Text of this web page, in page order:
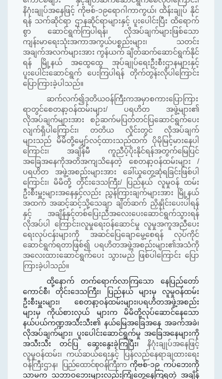
နိဂုံးချုပ်အနေဖြင့် ကိုဗစ်-၁၉ရောဂါကာကွယ်၊ ထိန်းချုပ် နိုင်
ရန် သက်ဆိုင်ရာ ဌာနဆိုင်ရာများနှင့် ပူးပေါင်းပြီး ထိရောက်
စွာ ဆောင်ရွက်ကြပါရန်၊ လိုအပ်ချက်များဖြစ်သော
ကျန်းမာရေးသုံးအကာအကွယ်ပစ္စည်းများ၊ သတင်း
အချက်အလက်များအား ကွန်ယက် ချိတ်ဆက်ဆောင်ရွက်နိုင်
ရန် မြို့နယ် အထွေထွေ အုပ်ချုပ်ရေးဦးစီးဌာနများနှင့်
ပူးပေါင်း‌ဆောင်ရွက် ပေးကြပါရန် တိုက်တွန်းလိုပါကြောင်း
ပြောကြားခဲ့ပါသည်။
ဆက်လက်၍ဒုတိယဝန်ကြီးကအမှာစကားပြောကြား
ရာတွင်စေတနာ့ဝန်ထမ်းများ/ ပရဟိတ အဖွဲ့များ၏
လိုအပ်ချက်များအား စဉ်ဆက်မပြတ်တင်ပြဆောင်ရွက်ပေး
လျက်ရှိပါကြောင်း၊ တတိယ လှိုင်းတွင် လိုအပ်ချက်
များသည် မိမိတို့မျှော်လင့်ထားသည်ထက် ပိုမိုမြင့်မားနေပါ
ကြောင်း၊ အချိန်မီ ကူညီပံ့ပိုးနိုင်ရန်အတွက်မြေပြင်
အခြေအနေကိုအတိအကျသိနေတဲ့ စေတနာ့ဝန်ထမ်းများ /
ပရဟိတ အဖွဲ့အစည်းများအား ခေါ်ယူတွေ့ဆုံရခြင်းဖြစ်ပါ
ကြောင်း၊ မိမိတို့ တိုင်းဒေသကြီး/ ပြည်နယ် လူမှုဝန် ထမ်း
ဦးစီးမှူးများအနေနှင့်လည်း ညွှန်ကြားချက်များအား မြို့နယ်
အထက် အဆင့်ဆင့်သို့သေချာ ချိတ်ဆက် ညှိနှိုင်းပေးပါရန်
နှင့် အချိန်နှင့်တစ်ပြေးညီအလေးပေးဆောင်ရွက်သွားရန်
လိုအပ်ပါ ကြောင်း၊လူမှုရေးဝန်ဆောင်မှု လူမှုအကူအညီပေး
ရေးလုပ်ငန်းများကို အဆင်ပြေချောမွေ့စေရန် လုပ်ကိုင်
ဆောင်ရွက်ရတာဖြစ်၍ ပရဟိတအဖွဲ့အစည်းများ၏အသံကို
အလေးထားဆောင်ရွက်ပေး သွားမည် ဖြစ်ပါကြောင်း ပြော
ကြားခဲ့ပါသည်။
ထို့နောက် တက်ရောက်လာကြသော နေပြည်တော်
ကောင်စီ၊ တိုင်းဒေသကြီး၊ ပြည်နယ် များမှ လူမှုဝန်ထမ်း
ဦးစီးမှူးများ၊ စေတနာ့ဝန်ထမ်းများ၊ပရဟိတအဖွဲ့အစည်း
များမှ ကိုယ်စားလှယ် များက မိမိတို့လုပ်ဆောင်နေသော
နယ်ပယ်ကဏ္ဍအသီးသီး၏ နယ်မြေအခြေအနေ အခက်အခဲ၊
လိုအပ်ချက်များ၊ ပူးပေါင်းဆောင်ရွက်မှု အခြေအနေများကို
အသီးသီး တင်ပြ ဆွေးနွေးခဲ့ကြပြီး၊ နိဂုံးချုပ်အနေဖြင့်
လူမှုဝန်ထမ်း၊ ကယ်ဆယ်ရေးနှင့် ပြန်လည်နေရာချထားရေး
ဝန်ကြီးဌာန၊
ပြည်ထောင်စုဝန်ကြီးက ကိုဗစ်-၁၉ ကပ်ဘေးကို
သာမက သဘာဝဘေးများလည်းကြုံတွေ့နေကြရတဲ့ အချိန်